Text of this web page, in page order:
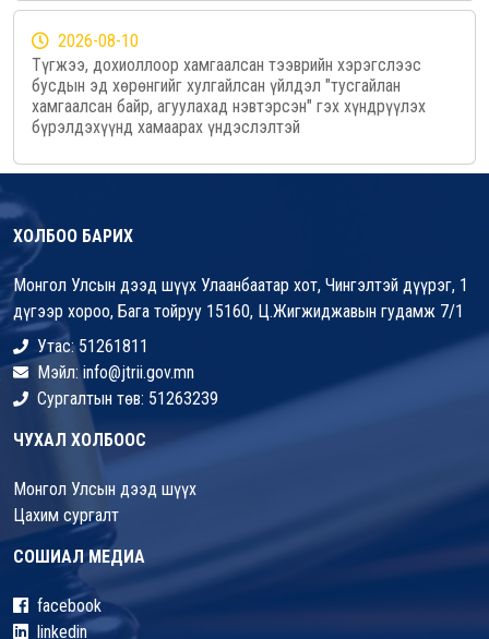
2026-08-10
Түгжээ, дохиоллоор хамгаалсан тээврийн хэрэгслээс
бусдын эд хөрөнгийг хулгайлсан үйлдэл "тусгайлан
хамгаалсан байр, агуулахад нэвтэрсэн" гэх хүндрүүлэх
бүрэлдэхүүнд хамаарах үндэслэлтэй
ХОЛБОО БАРИХ
Монгол Улсын дээд шүүх Улаанбаатар хот, Чингэлтэй дүүрэг, 1
дүгээр хороо, Бага тойруу 15160, Ц.Жигжиджавын гудамж 7/1
Утас: 51261811
Мэйл: info@jtrii.gov.mn
Сургалтын төв: 51263239
ЧУХАЛ ХОЛБООС
Монгол Улсын дээд шүүх
Цахим сургалт
СОШИАЛ МЕДИА
facebook
linkedin